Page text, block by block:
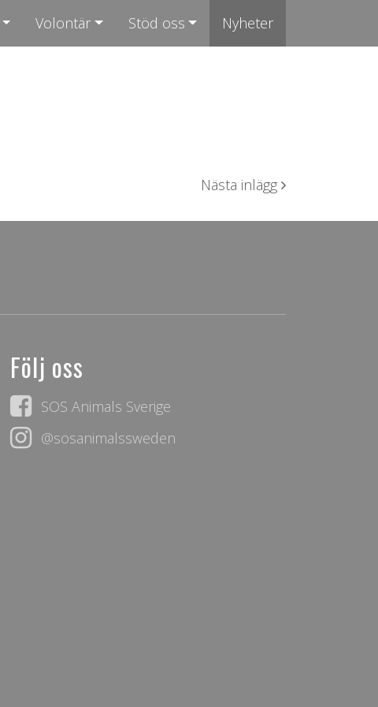
Volontär Stöd oss Nyheter
Nästa inlägg
Följ oss
SOS Animals Sverige
@sosanimalssweden